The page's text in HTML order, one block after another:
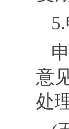
5.
意
处